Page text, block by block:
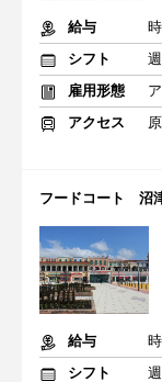
給与
シフト
雇用形態
アクセス
フードコート 沼
給与
シフト